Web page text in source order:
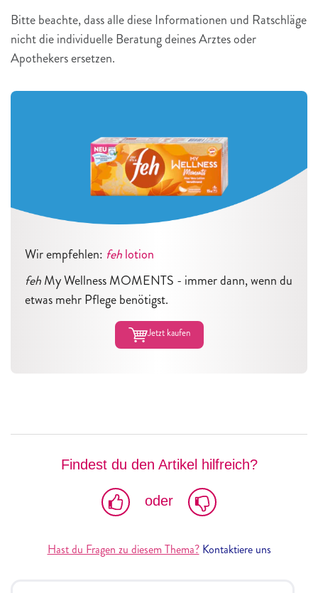
Wir empfehlen: fehlotion
fehMy Wellness MOMENTS - immer dann, wenn du
etwas mehr Pflege benötigst.
Jetzt kaufen
Bitte beachte, dass alle diese Informationen und Ratschläge
nicht die individuelle Beratung deines Arztes oder
Apothekers ersetzen.
Findest du den Artikel hilfreich?
oder
Hast du Fragen zu diesem Thema?Kontaktiere uns